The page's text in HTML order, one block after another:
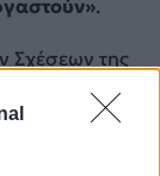
.
Σχέσεων της
«θα ήθελα
στα περίπου